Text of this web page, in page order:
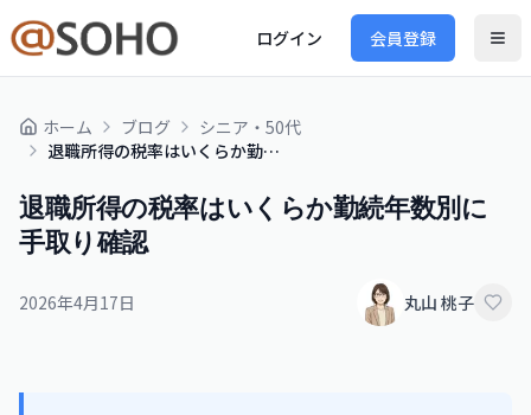
ログイン 会員登録
ホーム ブログ
シニア・50代
退職所得の税率はいくらか勤続年数別に手取り確認
退職所得の税率はいくらか勤続年数別に
手取り確認
2026年4月17日 丸山 桃子